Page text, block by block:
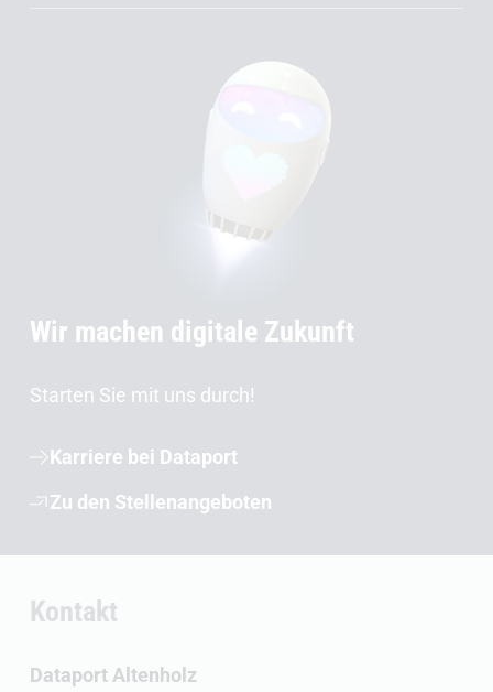
Wir machen digitale Zukunft
Starten Sie mit uns durch!
Karriere bei Dataport
Zu den Stellenangeboten
Kontakt
Dataport Altenholz